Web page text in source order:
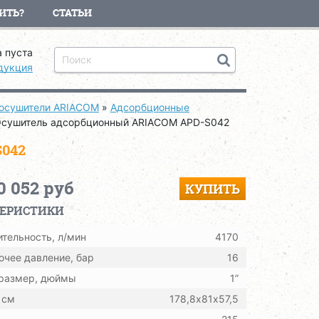
СТАТЬИ
пуста
ARIACOM » Адсорбционные
адсорбционный ARIACOM APD-S042
052 руб КУПИТЬ
л/мин
4170
давление, бар
16
дюймы
1”
см
178,8х81х57,5